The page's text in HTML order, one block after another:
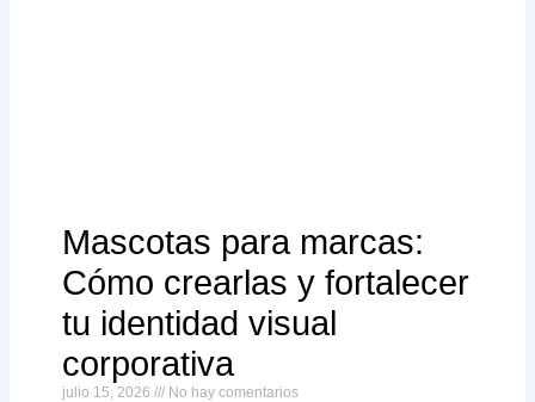
Mascotas para marcas:
Cómo crearlas y fortalecer
tu identidad visual
corporativa
julio 15, 2026 No hay comentarios